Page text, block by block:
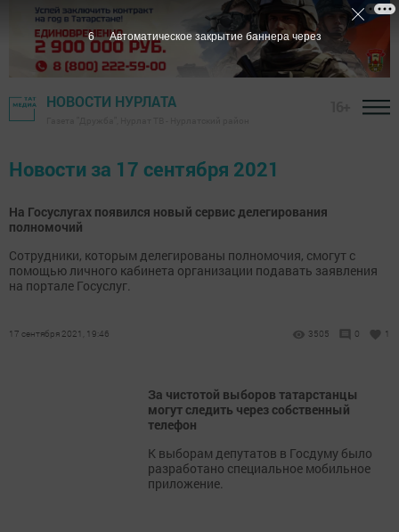
НОВОСТИ НУРЛАТА
Новости за 17 сентября 2021
На Госуслугах появился новый сервис делегирования
полномочий
Сотрудники, которым делегированы полномочия, смогут с
помощью личного кабинета организации подавать заявления
на портале Госуслуг.
17 сентября 2021, 19:46 3505 0 1
За чистотой выборов татарстанцы
могут следить через собственный
телефон
К выборам депутатов в Госдуму было
разработано специальное мобильное
приложение.
5 Автоматическое закрытие баннера через